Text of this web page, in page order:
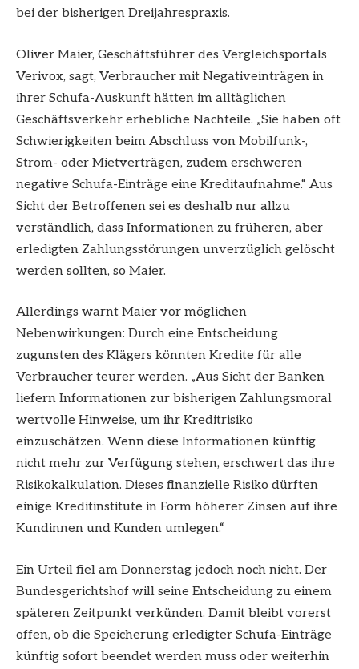
bei der bisherigen Dreijahrespraxis.
Oliver Maier, Geschäftsführer des Vergleichsportals
Verivox, sagt, Verbraucher mit Negativeinträgen in
ihrer Schufa-Auskunft hätten im alltäglichen
Geschäftsverkehr erhebliche Nachteile. „Sie haben oft
Schwierigkeiten beim Abschluss von Mobilfunk-,
Strom- oder Mietverträgen, zudem erschweren
negative Schufa-Einträge eine Kreditaufnahme.“ Aus
Sicht der Betroffenen sei es deshalb nur allzu
verständlich, dass Informationen zu früheren, aber
erledigten Zahlungsstörungen unverzüglich gelöscht
werden sollten, so Maier.
Allerdings warnt Maier vor möglichen
Nebenwirkungen: Durch eine Entscheidung
zugunsten des Klägers könnten Kredite für alle
Verbraucher teurer werden. „Aus Sicht der Banken
liefern Informationen zur bisherigen Zahlungsmoral
wertvolle Hinweise, um ihr Kreditrisiko
einzuschätzen. Wenn diese Informationen künftig
nicht mehr zur Verfügung stehen, erschwert das ihre
Risikokalkulation. Dieses finanzielle Risiko dürften
einige Kreditinstitute in Form höherer Zinsen auf ihre
Kundinnen und Kunden umlegen.“
Ein Urteil fiel am Donnerstag jedoch noch nicht. Der
Bundesgerichtshof will seine Entscheidung zu einem
späteren Zeitpunkt verkünden. Damit bleibt vorerst
offen, ob die Speicherung erledigter Schufa-Einträge
künftig sofort beendet werden muss oder weiterhin